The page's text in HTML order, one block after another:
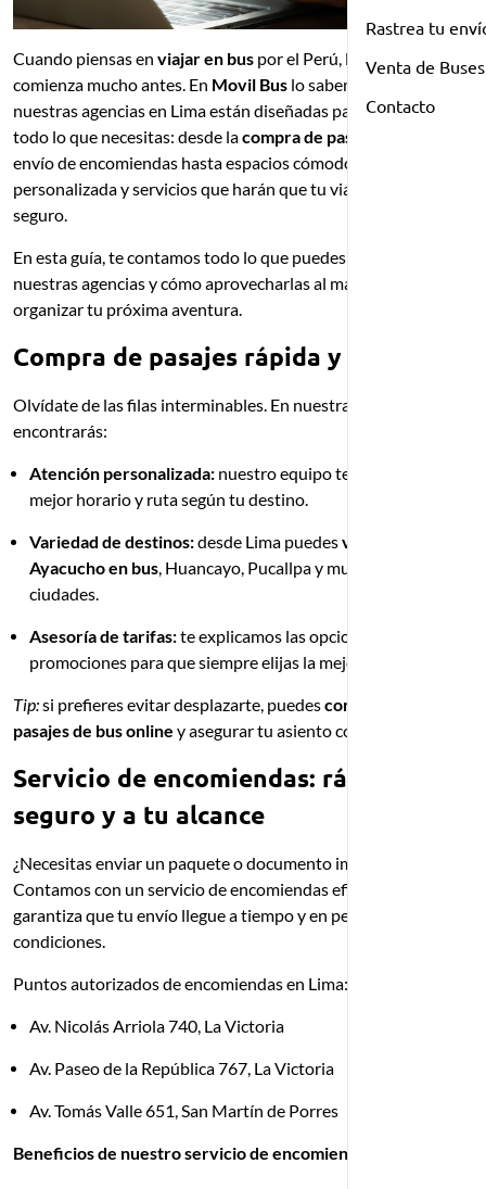
Cuando piensas en viajar en bus por el Perú, la experiencia
comienza mucho antes. En Movil Bus lo sabemos y, por eso,
nuestras agencias en Lima están diseñadas para ofrecerte
todo lo que necesitas: desde lacompra de pasajes en bus
envío de encomiendas hasta espacios cómodos, atención
personalizada y servicios que harán que tu viaje sea más fácil y
seguro.
En esta guía, te contamos todo lo que puedes hacer en
nuestras agencias y cómo aprovecharlas al máximo para
organizar tu próxima aventura.
Compra de pasajes rápida y sencilla
Olvídate de las filas interminables. En nuestras agencias
encontrarás:
Atención personalizada: nuestro equipo te ayuda a elegir el
mejor horario y ruta según tu destino.
Variedad de destinos:desde Lima puedesviajar a
Ayacucho en bus, Huancayo, Pucallpa y muchas más
ciudades.
Asesoría de tarifas:te explicamos las opciones de precios y
promociones para que siempre elijas la mejor alternativa.
Tip:si prefieres evitar desplazarte, puedescomprar tus
pasajes de bus online y asegurar tu asiento con anticipación.
Servicio de encomiendas: rápido,
seguro y a tu alcance
¿Necesitas enviar un paquete o documento importante?
Contamos con un servicio de encomiendas eficiente que
garantiza que tu envío llegue a tiempo y en perfectas
condiciones.
Puntos autorizados de encomiendas en Lima:
Av. Nicolás Arriola 740, La Victoria
Av. Paseo de la República 767, La Victoria
Av. Tomás Valle 651, San Martín de Porres
Beneficios de nuestro servicio de encomiendas:
Rastrea tu
Venta de
Contacto